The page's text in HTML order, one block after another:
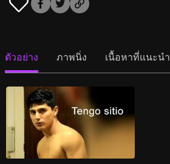
ตัวอย่าง ภาพนิ่ง เนื้อหาที่แนะนำ